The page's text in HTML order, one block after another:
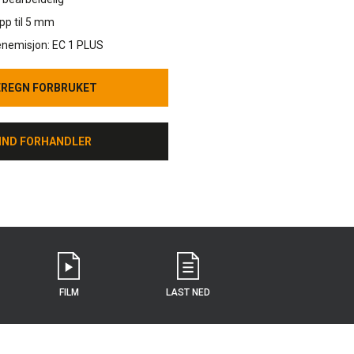
til 5 mm
EC 1 PLUS
FORBRUKET
FORBRUKET
FORHANDLER
FORHANDLER
FILM LAST NED